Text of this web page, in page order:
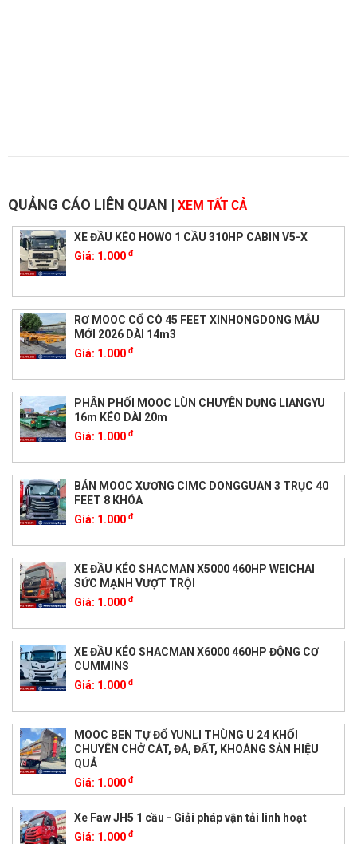
QUẢNG CÁO LIÊN QUAN | XEM TẤT CẢ
XE ĐẦU KÉO HOWO 1 CẦU 310HP CABIN V5-X
Giá: 1.000 đ
RƠ MOOC CỔ CÒ 45 FEET XINHONGDONG MẪU
MỚI 2026 DÀI 14m3
Giá: 1.000 đ
PHÂN PHỐI MOOC LÙN CHUYÊN DỤNG LIANGYU
16m KÉO DÀI 20m
Giá: 1.000 đ
BÁN MOOC XƯƠNG CIMC DONGGUAN 3 TRỤC 40
FEET 8 KHÓA
Giá: 1.000 đ
XE ĐẦU KÉO SHACMAN X5000 460HP WEICHAI
SỨC MẠNH VƯỢT TRỘI
Giá: 1.000 đ
XE ĐẦU KÉO SHACMAN X6000 460HP ĐỘNG CƠ
CUMMINS
Giá: 1.000 đ
MOOC BEN TỰ ĐỔ YUNLI THÙNG U 24 KHỐI
CHUYÊN CHỞ CÁT, ĐÁ, ĐẤT, KHOÁNG SẢN HIỆU
QUẢ
Giá: 1.000 đ
Xe Faw JH5 1 cầu - Giải pháp vận tải linh hoạt
Giá: 1.000 đ